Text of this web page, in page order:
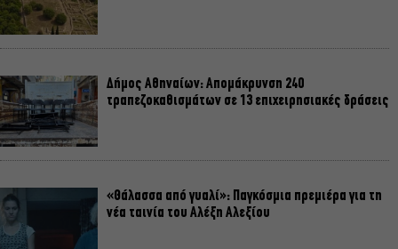
Δήμος Αθηναίων: Απομάκρυνση 240
τραπεζοκαθισμάτων σε 13 επιχειρησιακές δράσεις
«Θάλασσα από γυαλί»: Παγκόσμια πρεμιέρα για τη
νέα ταινία του Αλέξη Αλεξίου